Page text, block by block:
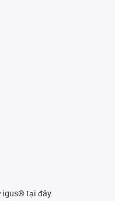
igus® tại đây.